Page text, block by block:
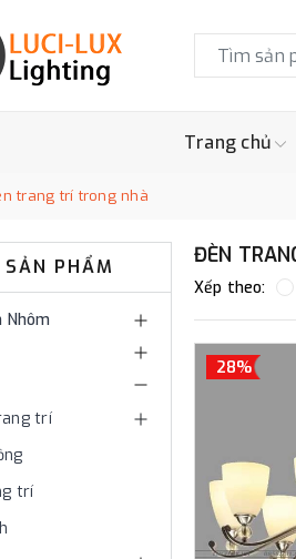
Trang chủ
trang trí trong nhà
PHẨM
Nhôm
trí
trí
ĐÈN
Xếp theo:
28%